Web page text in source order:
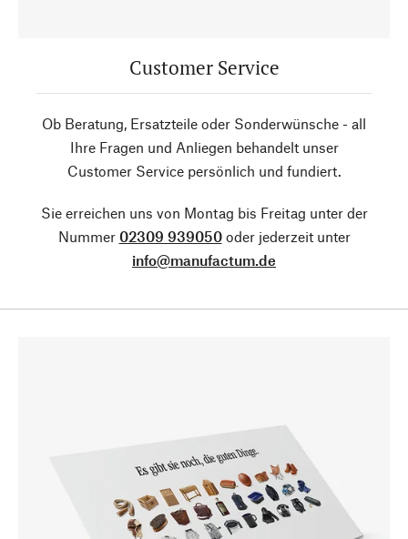
Customer Service
Ob Beratung, Ersatzteile oder Sonderwünsche - all
Ihre Fragen und Anliegen behandelt unser
Customer Service persönlich und fundiert.
Sie erreichen uns von Montag bis Freitag unter der
Nummer 02309 939050oder jederzeit unter
info@manufactum.de